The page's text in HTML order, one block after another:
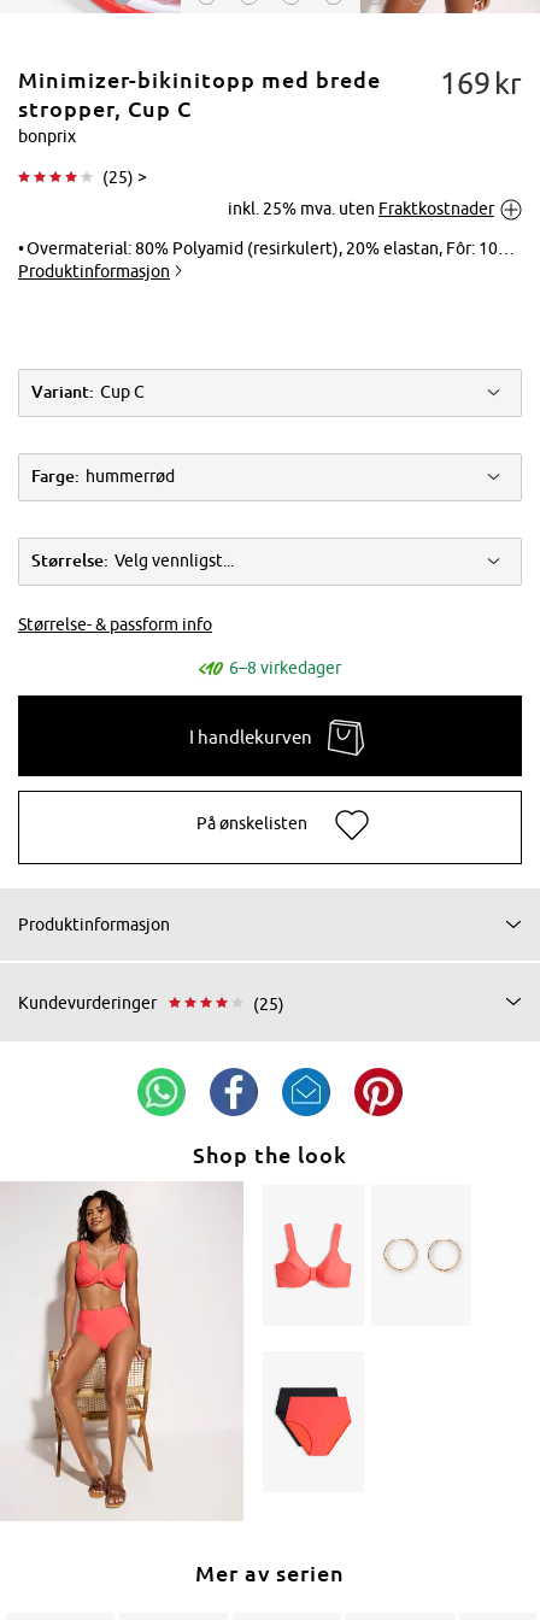
forstørre
Minimizer-bikinitopp med brede
stropper, Cup C
bonprix
(25) >
169 kr
inkl. 25% mva. uten Fraktkostnader
Overmaterial: 80% Polyamid (resirkulert), 20% elastan, Fôr: 100% polyester, Nettfôring: 85% polyamid, 15% elastan
Produktinformasjon
Variant: Cup C
Farge: hummerrød
Størrelse: Velg vennligst...
Størrelse- & passform info
6–8 virkedager
I handlekurven
På ønskelisten
Produktinformasjon
Kundevurderinger (25)
Shop the look
Mer av serien